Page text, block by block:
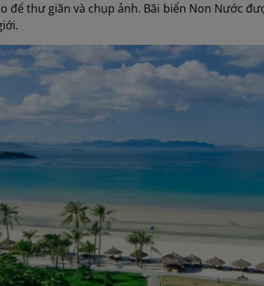
để thư giãn và chụp ảnh. Bãi biển Non Nước